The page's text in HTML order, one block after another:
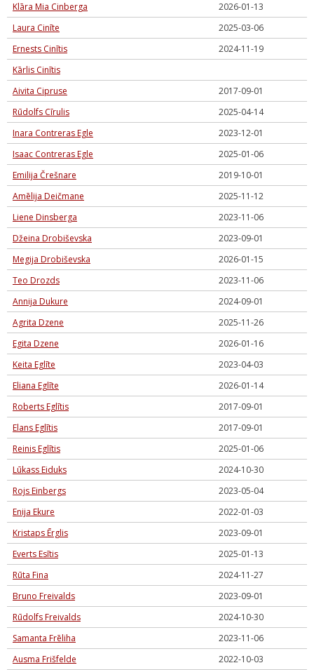
Klāra Mia Cinberga
2026-01-13
Laura Cinīte
2025-03-06
Ernests Cinītis
2024-11-19
Kārlis Cinītis
Aivita Cipruse
2017-09-01
Rūdolfs Cīrulis
2025-04-14
Inara Contreras Egle
2023-12-01
Isaac Contreras Egle
2025-01-06
Emilija Črešnare
2019-10-01
Amēlija Deičmane
2025-11-12
Liene Dinsberga
2023-11-06
Džeina Drobiševska
2023-09-01
Megija Drobiševska
2026-01-15
Teo Drozds
2023-11-06
Annija Dukure
2024-09-01
Agrita Dzene
2025-11-26
Egita Dzene
2026-01-16
Keita Eglīte
2023-04-03
Eliana Eglīte
2026-01-14
Roberts Eglītis
2017-09-01
Elans Eglītis
2017-09-01
Reinis Eglītis
2025-01-06
Lūkass Eiduks
2024-10-30
Rojs Einbergs
2023-05-04
Enija Ekure
2022-01-03
Kristaps Ērglis
2023-09-01
Everts Esītis
2025-01-13
Rūta Fina
2024-11-27
Bruno Freivalds
2023-09-01
Rūdolfs Freivalds
2024-10-30
Samanta Frēliha
2023-11-06
Ausma Frišfelde
2022-10-03